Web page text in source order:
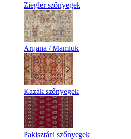
Ziegler szőnyegek
Arijana / Mamluk
Kazak szőnyegek
Pakisztáni szőnyegek